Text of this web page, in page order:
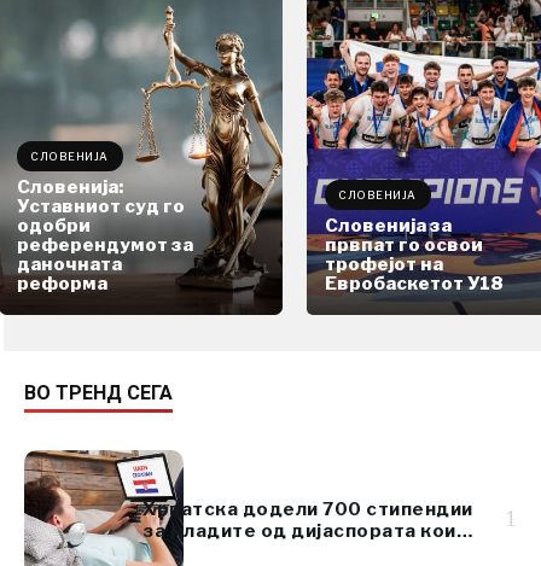
СЛОВЕНИЈА
Словенија:
Уставниот суд го
одобри
референдумот за
даночната
реформа
СЛОВЕНИЈА
Словенија за
првпат го освои
трофејот на
Евробаскетот У18
ВО ТРЕНД СЕГА
Хрватска додели 700 стипендии
за младите од дијаспората кои
го изучуваат хрватскиот јазик
1